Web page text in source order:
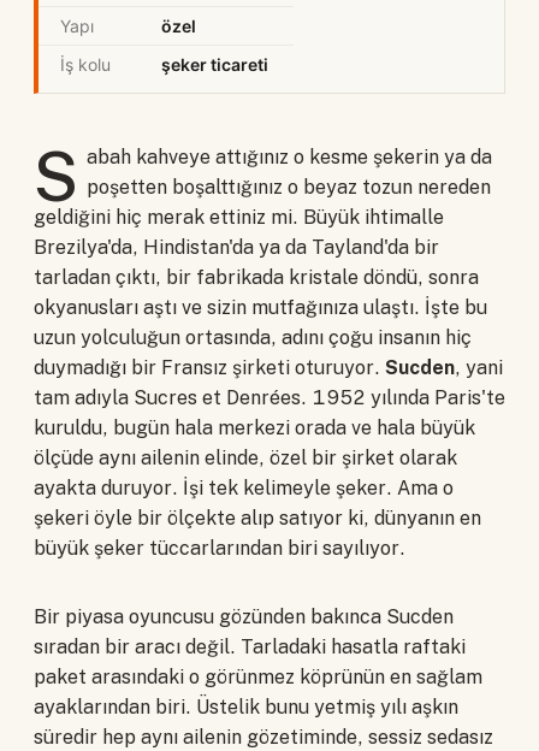
Yapı
özel
İş kolu
şeker ticareti
S abah kahveye attığınız o kesme şekerin ya da
poşetten boşalttığınız o beyaz tozun nereden
geldiğini hiç merak ettiniz mi. Büyük ihtimalle
Brezilya'da, Hindistan'da ya da Tayland'da bir
tarladan çıktı, bir fabrikada kristale döndü, sonra
okyanusları aştı ve sizin mutfağınıza ulaştı. İşte bu
uzun yolculuğun ortasında, adını çoğu insanın hiç
duymadığı bir Fransız şirketi oturuyor. Sucden, yani
tam adıyla Sucres et Denrées. 1952 yılında Paris'te
kuruldu, bugün hala merkezi orada ve hala büyük
ölçüde aynı ailenin elinde, özel bir şirket olarak
ayakta duruyor. İşi tek kelimeyle şeker. Ama o
şekeri öyle bir ölçekte alıp satıyor ki, dünyanın en
büyük şeker tüccarlarından biri sayılıyor.
Bir piyasa oyuncusu gözünden bakınca Sucden
sıradan bir aracı değil. Tarladaki hasatla raftaki
paket arasındaki o görünmez köprünün en sağlam
ayaklarından biri. Üstelik bunu yetmiş yılı aşkın
süredir hep aynı ailenin gözetiminde, sessiz sedasız